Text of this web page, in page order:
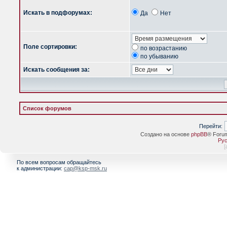
Искать в подфорумах: Да Нет
Поле сортировки:
по возрастанию
по убыванию
Искать сообщения за:
Список форумов
Перейти:
Создано на основе phpBB®
[
По всем вопросам обращайтесь
к администрации: cap@ksp-msk.ru